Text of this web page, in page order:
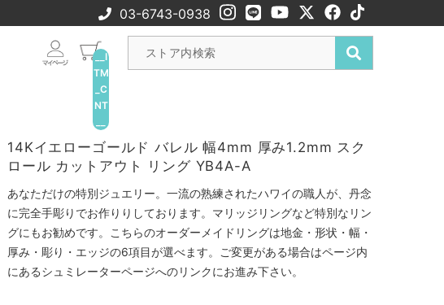
03-6743-0938
__I
TM
_C
NT
14Kイエローゴールド バレル 幅4mm 厚み1.2mm スク
ロール カットアウト リング YB4A-A
あなただけの特別ジュエリー。一流の熟練されたハワイの職人が、丹念
に完全手彫りでお作りりしております。マリッジリングなど特別なリン
グにもお勧めです。こちらのオーダーメイドリングは地金・形状・幅・
厚み・彫り・エッジの6項目が選べます。ご変更がある場合はページ内
にあるシュミレーターページへのリンクにお進み下さい。